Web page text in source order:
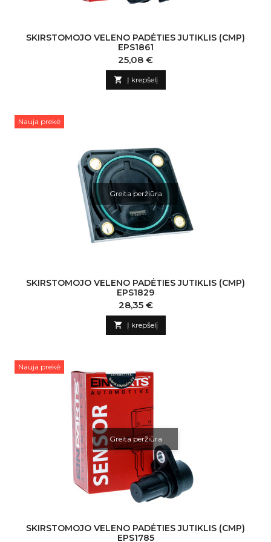
SKIRSTOMOJO VELENO PADĖTIES JUTIKLIS (CMP)
EPS1861
Kaina
25,08 €
 Į krepšelį
Nauja prekė
Greita peržiūra
SKIRSTOMOJO VELENO PADĖTIES JUTIKLIS (CMP)
EPS1829
Kaina
28,35 €
 Į krepšelį
Nauja prekė
Greita peržiūra
SKIRSTOMOJO VELENO PADĖTIES JUTIKLIS (CMP)
EPS1785